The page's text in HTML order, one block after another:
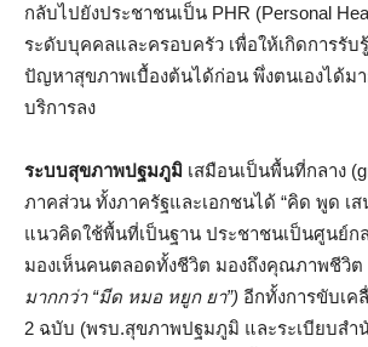
กลับไปยังประชาชนเป็น PHR (Personal
ระดับบุคคลและครอบครัว เพื่อให้เกิดการรับ
ปัญหาสุขภาพเบื้องต้นได้ก่อน พึ่งตนเองได้ม
บริการลง
ระบบสุขภาพปฐมภูมิ เสมือนเป็นพื้นที่กลาง
ภาคส่วน ทั้งภาครัฐและเอกชนได้ “คิด พูด เส
แนวคิดใช้พื้นที่เป็นฐาน ประชาชนเป็นศูนย์ก
มองเห็นคนตลอดทั้งชีวิต มองถึงคุณภาพชีวิต
มากกว่า “มีด หมอ หยูก ยา”) อีกทั้งการขับเ
2 ฉบับ (พรบ.สุขภาพปฐมภูมิ และระเบียบสำ